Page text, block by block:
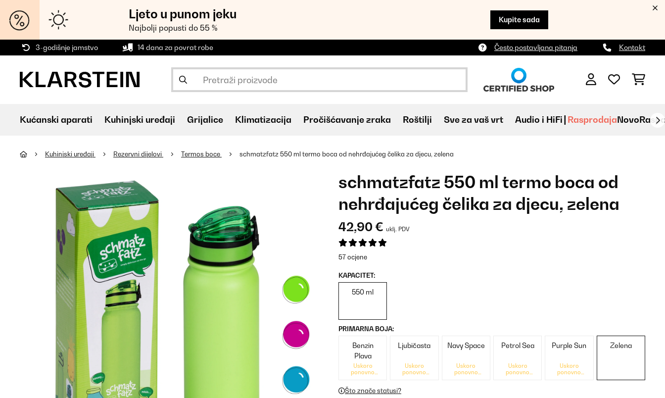
Ljeto u punom jeku
Najbolji popusti do 55 %
Kupite sada
3-godišnje jamstvo 14 dana za povrat robe Često postavljana pitanja Kontakt
Kućanski aparati Kuhinjski uređaji Grijalice Klimatizacija Pročišćavanje zraka Roštilji Sve za vaš vrt Audio i HiFi RasprodajaNovo
Kuhinjski uređaji Rezervni dijelovi Termos boce schmatzfatz 550 ml termo boca od nehrđajućeg čelika za djecu, zelena
schmatzfatz 550 ml termo boca od
nehrđajućeg čelika za djecu, zelena
42,90 € uklj. PDV
57 ocjene
KAPACITET:
550 ml
PRIMARNA BOJA:
Benzin
Plava
Uskoro
ponovno
Ljubičasta
Uskoro
ponovno
Navy Space
Uskoro
ponovno
Petrol Sea
Uskoro
ponovno
Purple Sun
Uskoro
ponovno
Zelena
Što znače statusi?